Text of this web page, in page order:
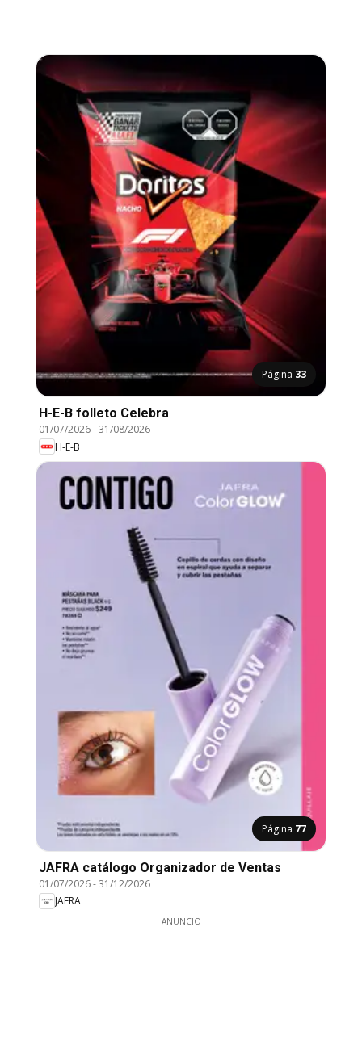
Página 33
H-E-B folleto Celebra
01/07/2026-31/08/2026
H-E-B
Página 77
JAFRA catálogo Organizador de Ventas
01/07/2026-31/12/2026
JAFRA
ANUNCIO